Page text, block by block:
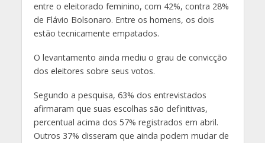
entre o eleitorado feminino, com 42%, contra 28%
de Flávio Bolsonaro. Entre os homens, os dois
estão tecnicamente empatados.
O levantamento ainda mediu o grau de convicção
dos eleitores sobre seus votos.
Segundo a pesquisa, 63% dos entrevistados
afirmaram que suas escolhas são definitivas,
percentual acima dos 57% registrados em abril.
Outros 37% disseram que ainda podem mudar de